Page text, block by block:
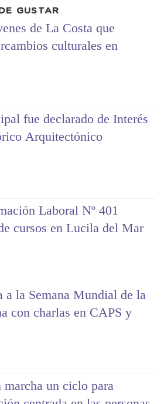
GUSTAR
de La Costa que
culturales en
fue declarado de Interés
Arquitectónico
Laboral Nº 401
cursos en Lucila del Mar
a la Semana Mundial de la
con charlas en CAPS y
marcha un ciclo para